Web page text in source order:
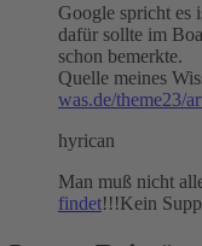
Google spricht es
dafür sollte im
schon bemerkte.
Quelle meines
was.de/theme23/
hyrican
Man muß nicht
findet!!!Kein